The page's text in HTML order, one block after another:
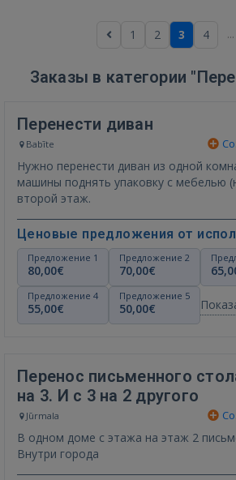
1 2 3 4 ...
Заказы в категории
Перенести диван
Babīte
Нужно перенести диван из одной
машины поднять упаковку с мебелью
второй этаж.
Ценовые предложения от
Предложение 1
80,00€
Предложение 2
70,00€
Предложение 4
55,00€
Предложение 5
50,00€
Перенос письменного
на 3. И с 3 на 2 другого
Jūrmala
В одном доме с этажа на этаж 2
Внутри города